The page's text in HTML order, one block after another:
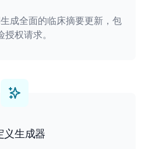
成全面的临床摘要更新，包
授权请求。
义生成器